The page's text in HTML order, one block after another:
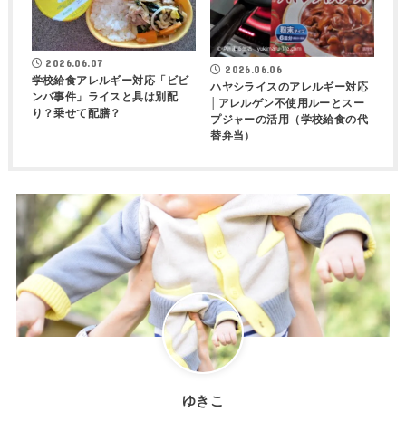
2026.06.07
学校給食アレルギー対応「ビビ
ンバ事件」ライスと具は別配
り？乗せて配膳？
2026.06.06
ハヤシライスのアレルギー対応
│アレルゲン不使用ルーとスー
プジャーの活用（学校給食の代
替弁当）
ゆきこ